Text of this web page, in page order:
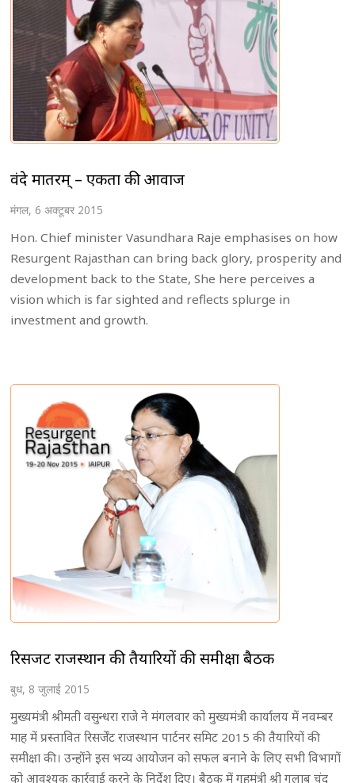
वंदे मातरम् – एकता की आवाज
मंगल, 6 अक्टूबर 2015
Hon. Chief minister Vasundhara Raje emphasises on how
Resurgent Rajasthan can bring back glory, prosperity and
development back to the State, She here perceives a
vision which is far sighted and reflects splurge in
investment and growth.
रिसर्जेंट राजस्थान की तैयारियों की समीक्षा बैठक
बुध, 8 जुलाई 2015
मुख्यमंत्री श्रीमती वसुन्धरा राजे ने मंगलवार को मुख्यमंत्री कार्यालय में नवम्बर
माह में प्रस्तावित रिसर्जेंट राजस्थान पार्टनर समिट 2015 की तैयारियों की
समीक्षा की। उन्होंने इस भव्य आयोजन को सफल बनाने के लिए सभी विभागों
को आवश्यक कार्रवाई करने के निर्देश दिए। बैठक में गृहमंत्री श्री गुलाब चंद